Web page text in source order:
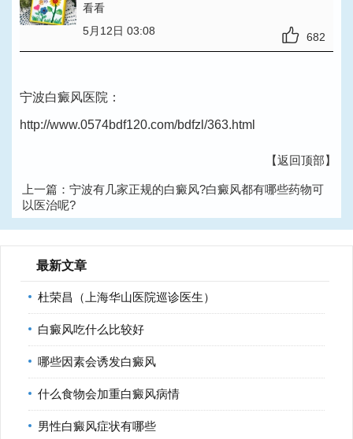
看看
5月12日 03:08
682
宁波白癜风医院：
http://www.0574bdf120.com/bdfzl/363.html
【返回顶部】
上一篇： 宁波有几家正规的白癜风?白癜风都有哪些药物可
以医治呢?
下一篇：宁波医治白癜风好的医院?白癜风检查常识?
最新文章
杜荣昌（上海华山医院巡诊医生）
白癜风吃什么比较好
哪些因素会诱发白癜风
什么食物会加重白癜风病情
男性白癜风症状有哪些